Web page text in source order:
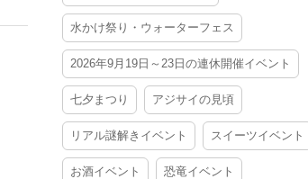
水かけ祭り・ウォーターフェス
2026年9月19日～23日の連休開催イベント
七夕まつり アジサイの見頃
リアル謎解きイベント スイーツイベント
お酒イベント 恐竜イベント